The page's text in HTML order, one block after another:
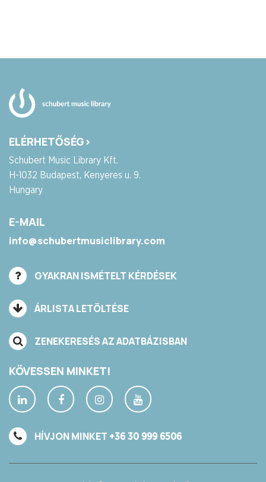
ELÉRHETŐSÉG>
Schubert Music Library Kft.
H-1032 Budapest, Kenyeres u. 9.
Hungary
E-MAIL
info@schubertmusiclibrary.com
GYAKRAN ISMÉTELT KÉRDÉSEK
ÁRLISTA LETÖLTÉSE
ZENEKERESÉS AZ ADATBÁZISBAN
KÖVESSEN MINKET!
HÍVJON MINKET +36 30 999 6506